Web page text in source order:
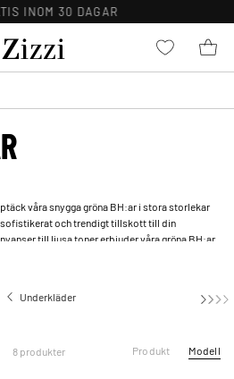
INOM 30 DAGAR
våra snygga gröna BH:ar i stora storlekar
sofistikerat och trendigt tillskott till din
till ljusa toner erbjuder våra gröna BH:ar
större byst.
Underkläder
8 produkter Produkt Modell